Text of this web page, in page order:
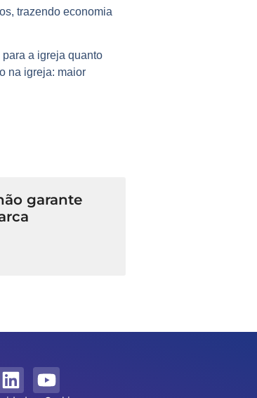
trazendo economia
a igreja quanto
na igreja: maior
garante